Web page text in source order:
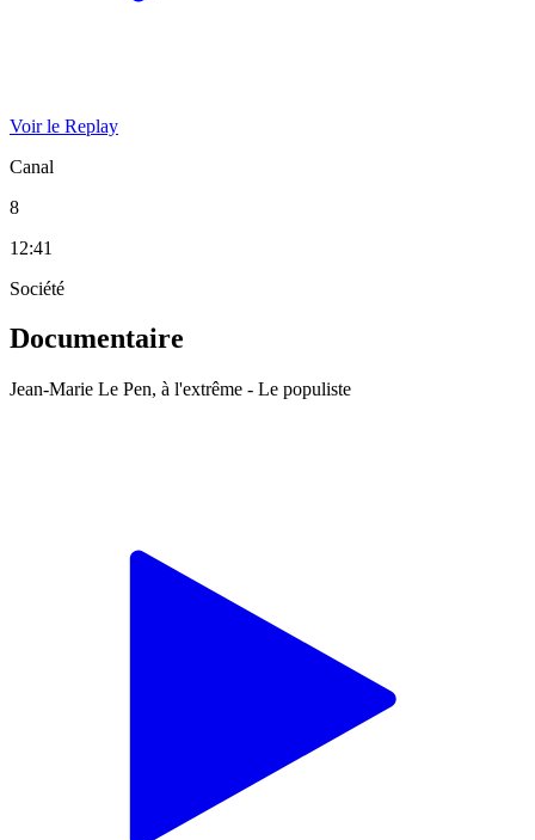
Voir le Replay
Canal
8
12:41
Société
Documentaire
Jean-Marie Le Pen, à l'extrême - Le populiste